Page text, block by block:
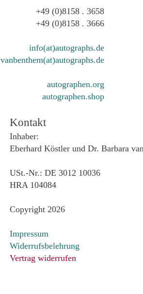
+49 (0)8158 . 3658
+49 (0)8158 . 3666
info(at)autographs.de
vanbenthem(at)autographs.de
autographen.org
autographen.shop
Kontakt
Inhaber:
Eberhard Köstler und Dr. Barbara
USt.-Nr.: DE 3012 10036
HRA 104084
Copyright 2026
Impressum
Widerrufsbelehrung
Vertrag widerrufen